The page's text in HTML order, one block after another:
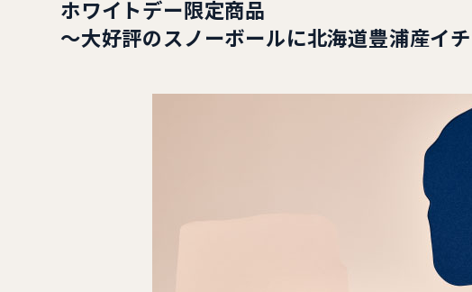
ホワイトデー限定商品
～大好評のスノーボールに北海道豊浦産イ